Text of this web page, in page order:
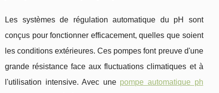
Les systèmes de régulation automatique du pH sont
conçus pour fonctionner efficacement, quelles que soient
les conditions extérieures. Ces pompes font preuve d'une
grande résistance face aux fluctuations climatiques et à
l'utilisation intensive. Avec une pompe automatique ph